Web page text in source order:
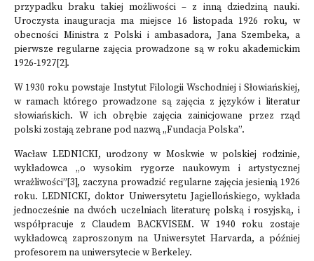
przypadku braku takiej możliwości – z inną dziedziną nauki.
Uroczysta inauguracja ma miejsce 16 listopada 1926 roku, w
obecności Ministra z Polski i ambasadora, Jana Szembeka, a
pierwsze regularne zajęcia prowadzone są w roku akademickim
1926-1927[2].
W 1930 roku powstaje Instytut Filologii Wschodniej i Słowiańskiej,
w ramach którego prowadzone są zajęcia z języków i literatur
słowiańskich. W ich obrębie zajęcia zainicjowane przez rząd
polski zostają zebrane pod nazwą „Fundacja Polska”.
Wacław LEDNICKI, urodzony w Moskwie w polskiej rodzinie,
wykładowca „o wysokim rygorze naukowym i artystycznej
wrażliwości”[3], zaczyna prowadzić regularne zajęcia jesienią 1926
roku. LEDNICKI, doktor Uniwersytetu Jagiellońskiego, wykłada
jednocześnie na dwóch uczelniach literaturę polską i rosyjską, i
współpracuje z Claudem BACKVISEM. W 1940 roku zostaje
wykładowcą zaproszonym na Uniwersytet Harvarda, a później
profesorem na uniwersytecie w Berkeley.